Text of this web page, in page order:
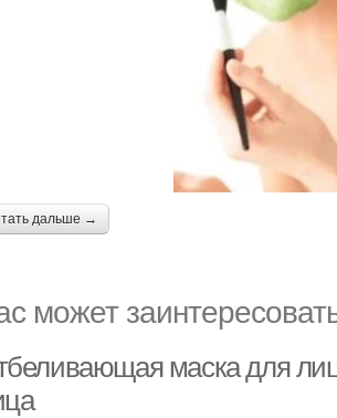
дальше →
может
маска для